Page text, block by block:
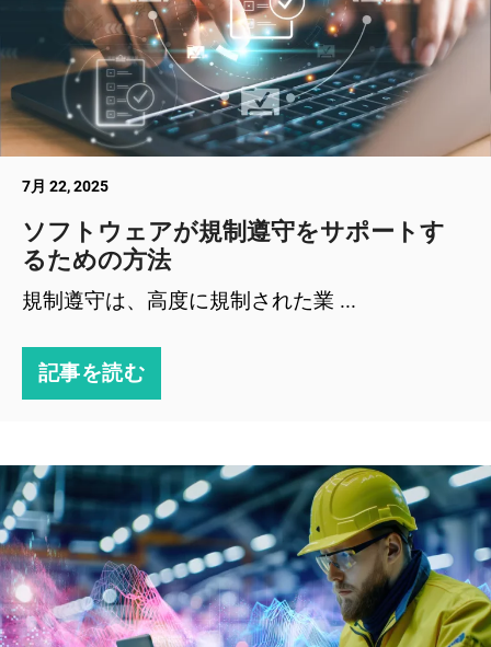
7月 22, 2025
ソフトウェアが規制遵守をサポートす
るための方法
規制遵守は、高度に規制された業 ...
記事を読む